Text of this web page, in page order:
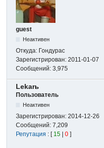
guest
Неактивен
Откуда: Гондурас
Зарегистрирован:2011-01-07
Сообщений:3,975
Lekarь
Пользователь
Неактивен
Зарегистрирован:2014-12-26
Сообщений:7,209
Репутация : [ 15 |0 ]